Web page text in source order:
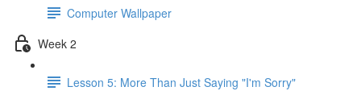
Computer Wallpaper
Week 2
Lesson 5: More Than Just Saying "I'm Sorry"